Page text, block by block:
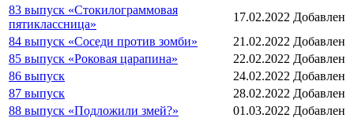
83 выпуск «Стокилограммовая
пятиклассница»
17.02.2022 Добавлен
84 выпуск «Соседи против зомби»
21.02.2022 Добавлен
85 выпуск «Роковая царапина»
22.02.2022 Добавлен
86 выпуск
24.02.2022 Добавлен
87 выпуск
28.02.2022 Добавлен
88 выпуск «Подложили змей?»
01.03.2022 Добавлен